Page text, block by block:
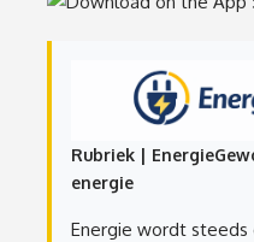
Rubriek |
energie
Energie wordt steeds